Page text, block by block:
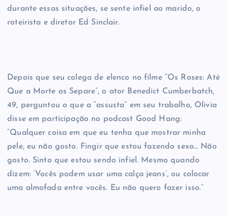
durante essas situações, se sente infiel ao marido, o
roteirista e diretor Ed Sinclair.
Depois que seu colega de elenco no filme “Os Roses: Até
Que a Morte os Separe”, o ator Benedict Cumberbatch,
49, perguntou o que a “assusta” em seu trabalho, Olivia
disse em participação no podcast Good Hang:
“Qualquer coisa em que eu tenha que mostrar minha
pele, eu não gosto. Fingir que estou fazendo sexo… Não
gosto. Sinto que estou sendo infiel. Mesmo quando
dizem: ‘Vocês podem usar uma calça jeans’, ou colocar
uma almofada entre vocês. Eu não quero fazer isso.”